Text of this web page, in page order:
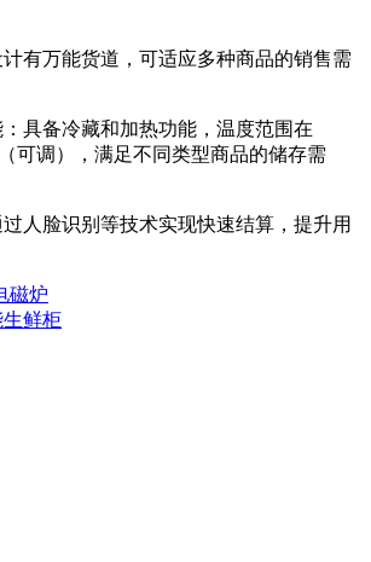
有万能货道，可适应多种商品的销售需
具备冷藏和加热功能，温度范围在
可调），满足不同类型商品的储存需
人脸识别等技术实现快速结算，提升用
磁炉
鲜柜